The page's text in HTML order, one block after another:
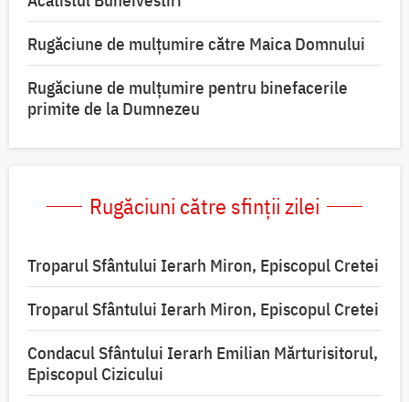
Rugăciune de mulţumire către Maica Domnului
Rugăciune de mulțumire pentru binefacerile
primite de la Dumnezeu
Rugăciuni către sfinții zilei
Troparul Sfântului Ierarh Miron, Episcopul Cretei
Troparul Sfântului Ierarh Miron, Episcopul Cretei
Condacul Sfântului Ierarh Emilian Mărturisitorul,
Episcopul Cizicului